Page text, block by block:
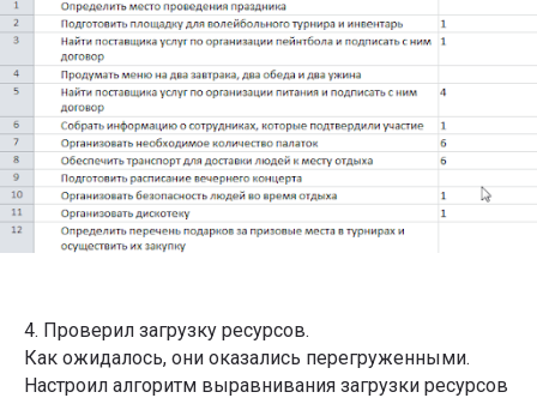
4. Проверил загрузку ресурсов.
Как ожидалось, они оказались перегруженными.
Настроил алгоритм выравнивания загрузки ресурсов
Подписывайтесь на